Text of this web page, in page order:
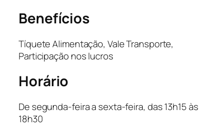
Benefícios
Tíquete Alimentação, Vale Transporte,
Participação nos lucros
Horário
De segunda-feira a sexta-feira, das 13h15 às
18h30